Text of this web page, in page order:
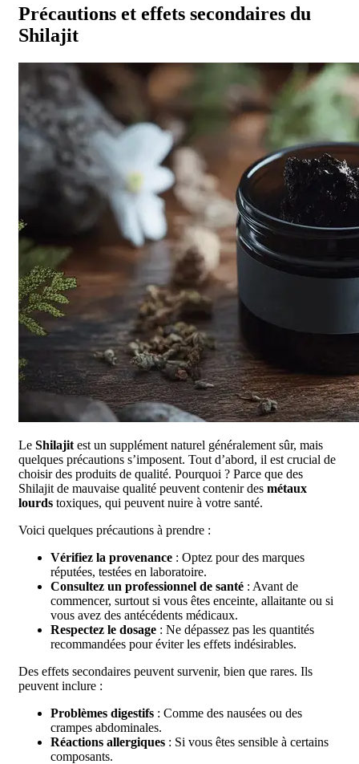
Précautions et effets secondaires du
Shilajit
Le Shilajit est un supplément naturel généralement sûr, mais
quelques précautions s’imposent. Tout d’abord, il est crucial de
choisir des produits de qualité. Pourquoi ? Parce que des
Shilajit de mauvaise qualité peuvent contenir des métaux
lourds toxiques, qui peuvent nuire à votre santé.
Voici quelques précautions à prendre :
Vérifiez la provenance : Optez pour des marques
réputées, testées en laboratoire.
Consultez un professionnel de santé : Avant de
commencer, surtout si vous êtes enceinte, allaitante ou si
vous avez des antécédents médicaux.
Respectez le dosage : Ne dépassez pas les quantités
recommandées pour éviter les effets indésirables.
Des effets secondaires peuvent survenir, bien que rares. Ils
peuvent inclure :
Problèmes digestifs : Comme des nausées ou des
crampes abdominales.
Réactions allergiques : Si vous êtes sensible à certains
composants.